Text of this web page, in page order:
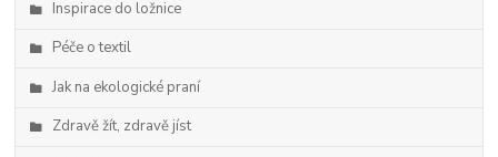
Inspirace do ložnice
Péče o textil
Jak na ekologické praní
Zdravě žít, zdravě jíst